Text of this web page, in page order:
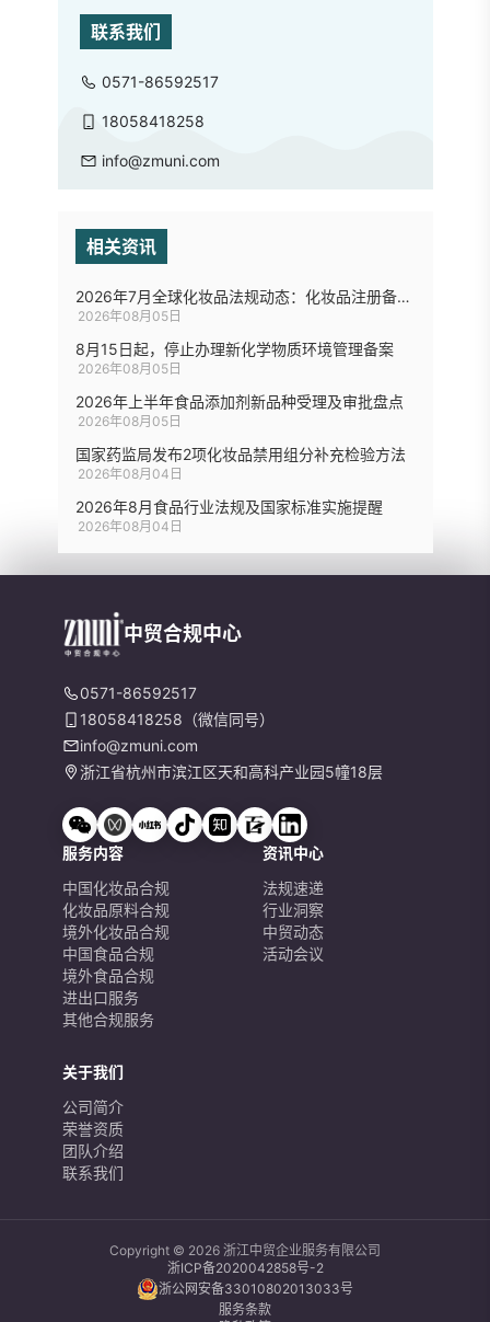
联系我们
0571-86592517
18058418258
info@zmuni.com
相关资讯
2026年7月全球化妆品法规动态：化妆品注册备案8项优化措施、欧盟拟修订化妆品禁限用物质清单...
2026年08月05日
8月15日起，停止办理新化学物质环境管理备案
2026年08月05日
2026年上半年食品添加剂新品种受理及审批盘点
2026年08月05日
国家药监局发布2项化妆品禁用组分补充检验方法
2026年08月04日
2026年8月食品行业法规及国家标准实施提醒
2026年08月04日
中贸合规中心
0571-86592517
18058418258（微信同号）
info@zmuni.com
浙江省杭州市滨江区天和高科产业园5幢18层
服务内容
中国化妆品合规
化妆品原料合规
境外化妆品合规
中国食品合规
境外食品合规
进出口服务
其他合规服务
资讯中心
法规速递
行业洞察
中贸动态
活动会议
关于我们
公司简介
荣誉资质
团队介绍
联系我们
Copyright © 2026 浙江中贸企业服务有限公司
浙ICP备2020042858号-2
浙公网安备33010802013033号
服务条款